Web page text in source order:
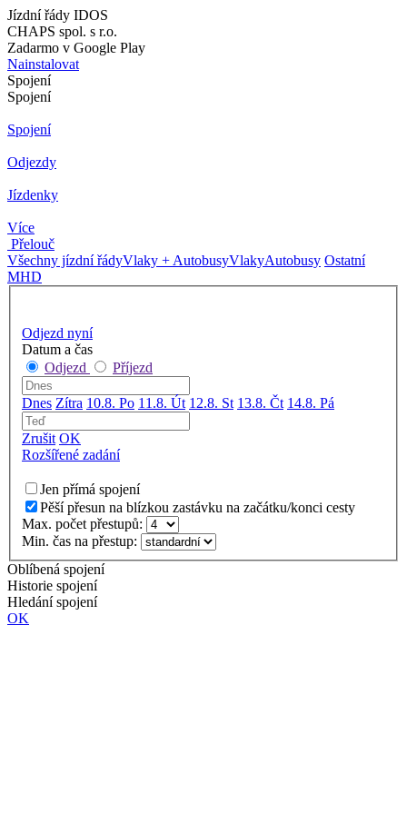
Jízdní řády IDOS
CHAPS spol. s r.o.
Zadarmo v Google Play
Nainstalovat
Spojení
Spojení
Spojení
Odjezdy
Jízdenky
Více
Přelouč
Všechny jízdní řádyVlaky + AutobusyVlakyAutobusy Ostatní
MHD
Odjezd nyní
Datum a čas
Odjezd
Příjezd
Dnes Zítra 10.8. Po 11.8. Út 12.8. St 13.8. Čt 14.8. Pá
Zrušit OK
Rozšířené zadání
Jen přímá spojení
Pěší přesun na blízkou zastávku na začátku/konci cesty
Max. počet přestupů:
Min. čas na přestup:
Oblíbená spojení
Historie spojení
Hledání spojení
OK